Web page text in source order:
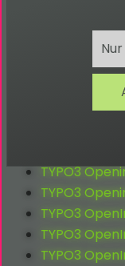
der
Wenn ein
benötigt wird -
TYPO3
TYPO3
TYPO3
TYPO3
TYPO3